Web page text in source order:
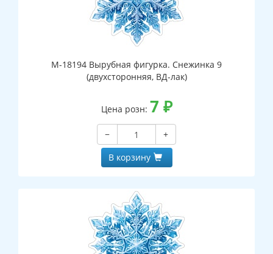
М-18194 Вырубная фигурка. Снежинка 9
(двухсторонняя, ВД-лак)
Цена розн: 7 ₽
−
+
В корзину